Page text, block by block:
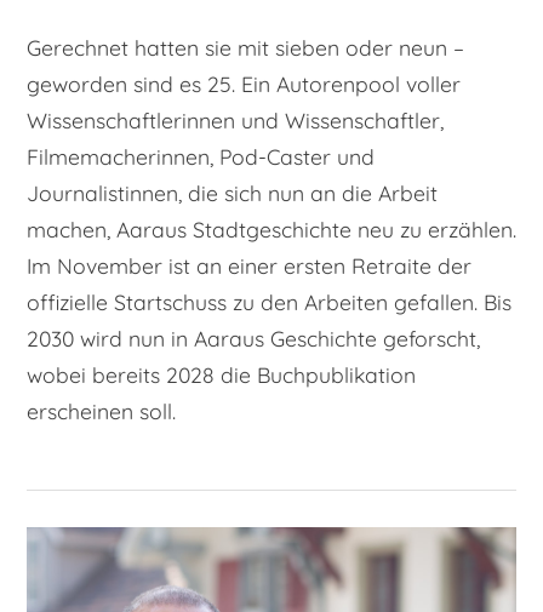
Gerechnet hatten sie mit sieben oder neun –
geworden sind es 25. Ein Autorenpool voller
Wissenschaftlerinnen und Wissenschaftler,
Filmemacherinnen, Pod-Caster und
Journalistinnen, die sich nun an die Arbeit
machen, Aaraus Stadtgeschichte neu zu erzählen.
Im November ist an einer ersten Retraite der
offizielle Startschuss zu den Arbeiten gefallen. Bis
2030 wird nun in Aaraus Geschichte geforscht,
wobei bereits 2028 die Buchpublikation
erscheinen soll.